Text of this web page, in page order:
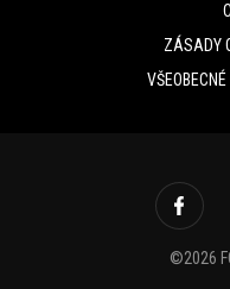
ZÁSADY
©2026